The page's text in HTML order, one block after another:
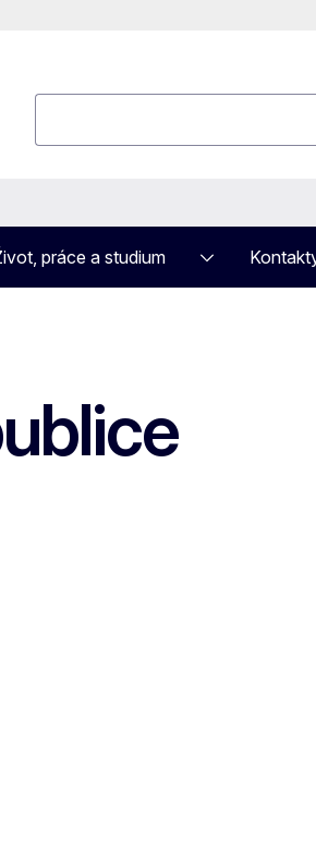
práce a studium
Zvětšit
Tisk